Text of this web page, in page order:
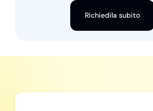
Richiedila subito